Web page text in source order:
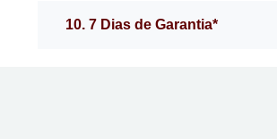
10. 7 Dias de Garantia*